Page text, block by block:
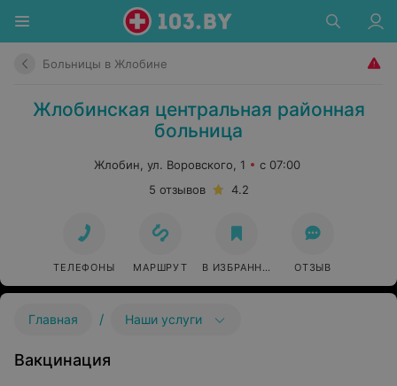
Больницы в Жлобине
Жлобинская центральная районная
больница
Жлобин, ул. Воровского, 1
с 07:00
5 отзывов
4.2
ТЕЛЕФОНЫ МАРШРУТ В ИЗБРАННОЕ ОТЗЫВ
Главная / Наши услуги
Вакцинация